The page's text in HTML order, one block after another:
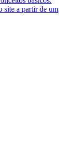
site a partir de um